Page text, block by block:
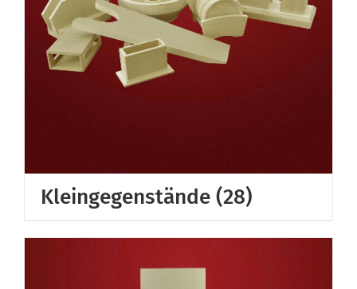
Kleingegenstände (28)